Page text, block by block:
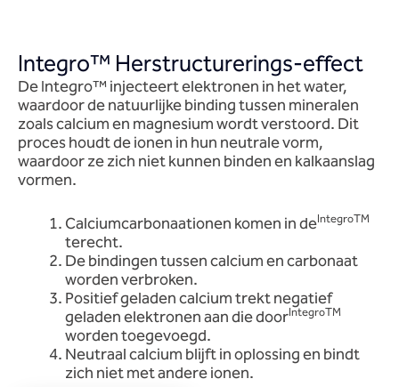
Integro™ Herstructurerings-effect
De Integro™ injecteert elektronen in het water,
waardoor de natuurlijke binding tussen mineralen
zoals calcium en magnesium wordt verstoord. Dit
proces houdt de ionen in hun neutrale vorm,
waardoor ze zich niet kunnen binden en kalkaanslag
vormen.
Calciumcarbonaationen komen in deIntegroTM
terecht.
De bindingen tussen calcium en carbonaat
worden verbroken.
Positief geladen calcium trekt negatief
geladen elektronen aan die doorIntegroTM
worden toegevoegd.
Neutraal calcium blijft in oplossing en bindt
zich niet met andere ionen.